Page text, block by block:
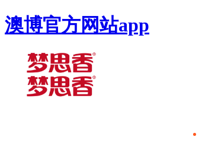
澳博官方网站app